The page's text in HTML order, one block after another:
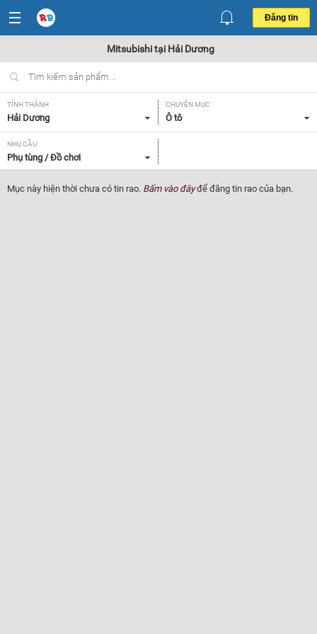
Đăng tin
Mitsubishi tại Hải Dương
TỈNH THÀNH
Hải Dương
CHUYÊN MỤC
Ô tô
NHU CẦU
Phụ tùng / Đồ chơi
Mục này hiện thời chưa có tin rao. Bấm vào đâyđể đăng tin rao của bạn.